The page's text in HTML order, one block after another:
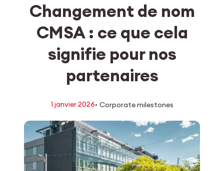
Login employésmyCMSA
Changement de nom
CMSA : ce que cela
signifie pour nos
partenaires
1 janvier 2026· Corporate milestones